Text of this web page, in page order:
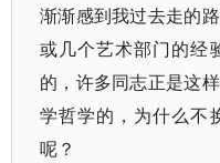
渐渐感到我过去走的
或几个艺术部门的经
的，许多同志正是这
学哲学的，为什么不
呢？